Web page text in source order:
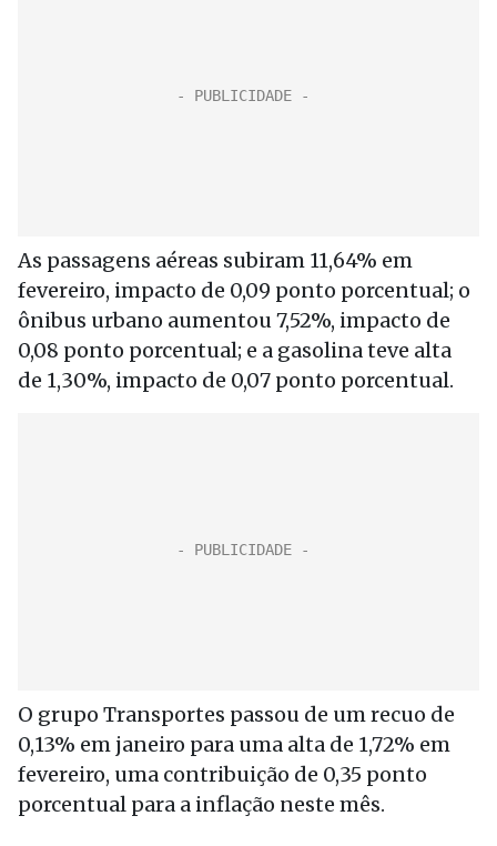
As passagens aéreas subiram 11,64% em
fevereiro, impacto de 0,09 ponto porcentual; o
ônibus urbano aumentou 7,52%, impacto de
0,08 ponto porcentual; e a gasolina teve alta
de 1,30%, impacto de 0,07 ponto porcentual.
O grupo Transportes passou de um recuo de
0,13% em janeiro para uma alta de 1,72% em
fevereiro, uma contribuição de 0,35 ponto
porcentual para a inflação neste mês.